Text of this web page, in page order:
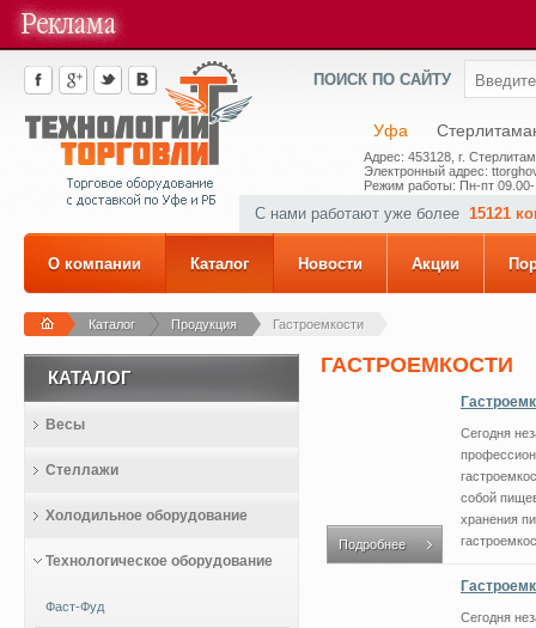
ПОИСК ПО САЙТУ
Уфа
Адрес: 453128, г.
Электронный адрес:
Режим работы: Пн-пт
С нами работают уже более 15121
О компании Каталог Новости Акции
Каталог Продукция Гастроемкости
ГАСТРОЕМКОСТИ
Подробнее
Сегодня
собой
хранения
Сегодня
КАТАЛОГ
Весы
Стеллажи
Холодильное оборудование
Технологическое оборудование
Фаст-Фуд